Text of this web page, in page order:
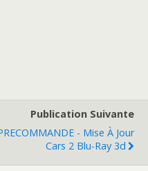
Publication Suivante
- Mise À Jour
Cars 2 Blu-Ray 3d